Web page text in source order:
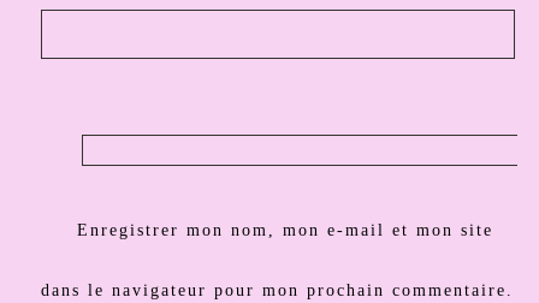
Enregistrer mon nom, mon e-mail et mon site
dans le navigateur pour mon prochain commentaire.